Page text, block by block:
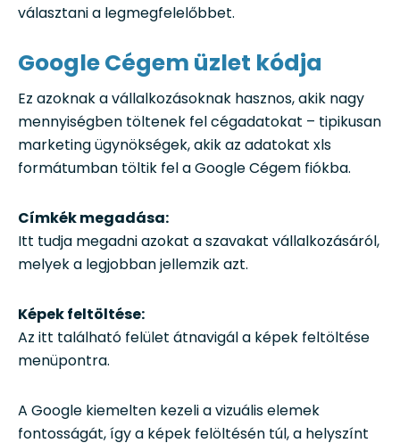
választani a legmegfelelőbbet.
Google Cégem üzlet kódja
Ez azoknak a vállalkozásoknak hasznos, akik nagy
mennyiségben töltenek fel cégadatokat – tipikusan
marketing ügynökségek, akik az adatokat xls
formátumban töltik fel a Google Cégem fiókba.
Címkék megadása:
Itt tudja megadni azokat a szavakat vállalkozásáról,
melyek a legjobban jellemzik azt.
Képek feltöltése:
Az itt található felület átnavigál a képek feltöltése
menüpontra.
A Google kiemelten kezeli a vizuális elemek
fontosságát, így a képek felöltésén túl, a helyszínt